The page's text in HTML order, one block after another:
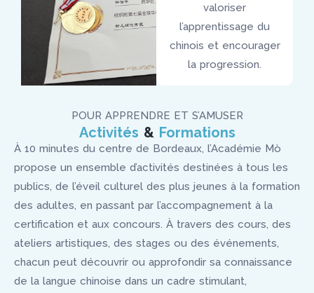
valoriser
l’apprentissage du
chinois et encourager
la progression.
POUR APPRENDRE ET S’AMUSER
Activités & Formations
À 10 minutes du centre de Bordeaux, l’Académie Mò
propose un ensemble d’activités destinées à tous les
publics, de l’éveil culturel des plus jeunes à la formation
des adultes, en passant par l’accompagnement à la
certification et aux concours. À travers des cours, des
ateliers artistiques, des stages ou des événements,
chacun peut découvrir ou approfondir sa connaissance
de la langue chinoise dans un cadre stimulant,